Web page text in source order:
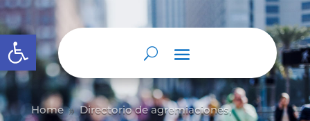
Abrir barra de herramientas
Home 9 Directorio de agremiaciones,